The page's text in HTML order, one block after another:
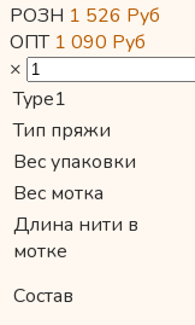
РОЗН 1 526 Руб
ОПТ 1 090 Руб
×
Type1
Тип пряжи
Вес упаковки
Вес мотка
Длина нити в
мотке
Состав